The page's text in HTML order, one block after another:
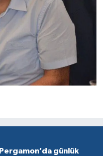
günlük